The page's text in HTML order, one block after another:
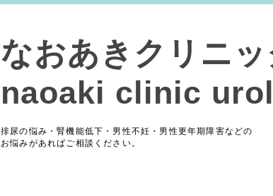
なおあきクリニ
naoaki clinic
排尿の悩み・腎機能低下・男性不妊・男性更年期障害などの
お悩みがあればご相談ください。